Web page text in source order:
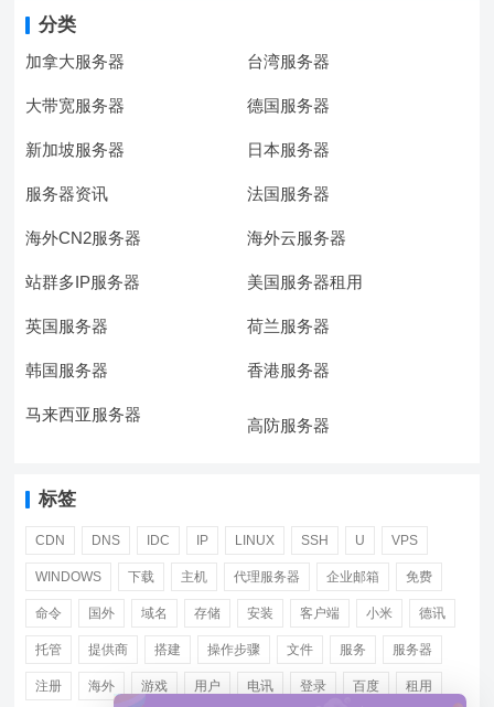
分类
加拿大服务器 台湾服务器
大带宽服务器 德国服务器
新加坡服务器 日本服务器
服务器资讯 法国服务器
海外CN2服务器 海外云服务器
站群多IP服务器 美国服务器租用
英国服务器 荷兰服务器
韩国服务器 香港服务器
马来西亚服务器
高防服务器
标签
CDN DNS IDC IP LINUX SSH U VPS
WINDOWS 下载 主机 代理服务器 企业邮箱 免费
命令 国外 域名 存储 安装 客户端 小米 德讯
托管 提供商 搭建 操作步骤 文件 服务 服务器
注册 海外 游戏 用户 电讯 登录 百度 租用